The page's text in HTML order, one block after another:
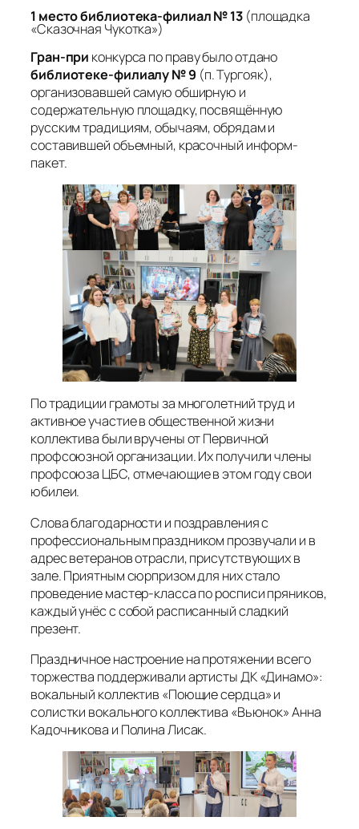
1 местобиблиотека-филиал № 13 (площадка
«Сказочная Чукотка»)
Гран-при конкурса по праву было отдано
библиотеке-филиалу № 9 (п. Тургояк),
организовавшей самую обширную и
содержательную площадку, посвящённую
русским традициям, обычаям, обрядам и
составившей объемный, красочный информ-
пакет.
По традиции грамоты за многолетний труд и
активное участие в общественной жизни
коллектива были вручены от Первичной
профсоюзной организации. Их получили члены
профсоюза ЦБС, отмечающие в этом году свои
юбилеи.
Слова благодарности и поздравления с
профессиональным праздником прозвучали и в
адрес ветеранов отрасли, присутствующих в
зале. Приятным сюрпризом для них стало
проведение мастер-класса по росписи пряников,
каждый унёс с собой расписанный сладкий
презент.
Праздничное настроение на протяжении всего
торжества поддерживали артисты ДК «Динамо»:
вокальный коллектив «Поющие сердца» и
солистки вокального коллектива «Вьюнок» Анна
Кадочникова и Полина Лисак.